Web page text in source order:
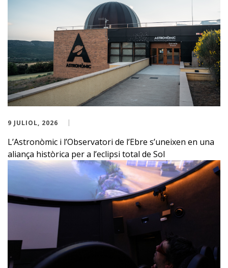
9 JULIOL, 2026
L’Astronòmic i l’Observatori de l’Ebre s’uneixen en una
aliança històrica per a l’eclipsi total de Sol